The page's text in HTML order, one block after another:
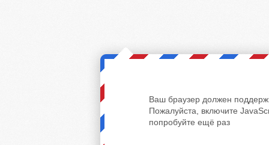
Ваш браузер должен
Пожалуйста, включите
попробуйте ещё раз